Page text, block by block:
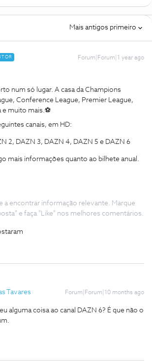
Mais antigos primeiro
Forum|Forum|1 year ago
num só lugar. A casa da Champions
Conference League, Premier League,
e muito mais.⚽
canais, em HD:
2, DAZN 3, DAZN 4, DAZN 5 e DAZN 6
mais informações quanto ao bilhete anual.
a encontrar informação relevante. Marque
e faça "Like" nos melhores comentários.
Tavares Forum|Forum|10 months ago
alguma coisa ao canal DAZN 6? É que não o